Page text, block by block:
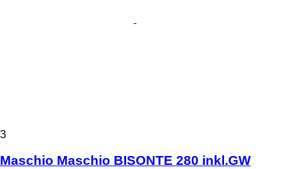
3
Maschio Maschio BISONTE 280 inkl.GW